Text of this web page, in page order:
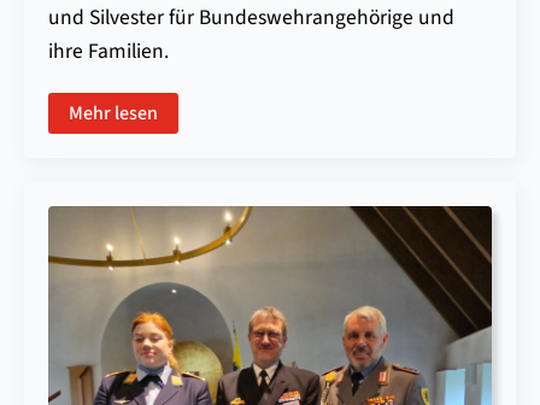
und Silvester für Bundeswehrangehörige und
ihre Familien.
Mehr lesen